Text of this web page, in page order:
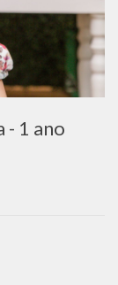
- 1 ano